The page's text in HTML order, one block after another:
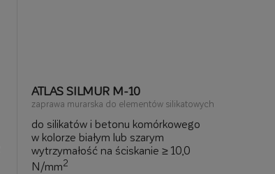
ATLAS SILMUR M-10
zaprawa murarska do elementów silikatowych
do silikatów i betonu komórkowego
w kolorze białym lub szarym
wytrzymałość na ściskanie ≥ 10,0
N/mm2